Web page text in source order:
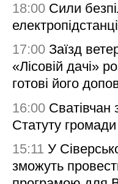
18:00 Сили
17:00 Заїзд
«Лісовій дачі»
готові його
16:00 Сватівчан
Статуту
15:11 У
зможуть